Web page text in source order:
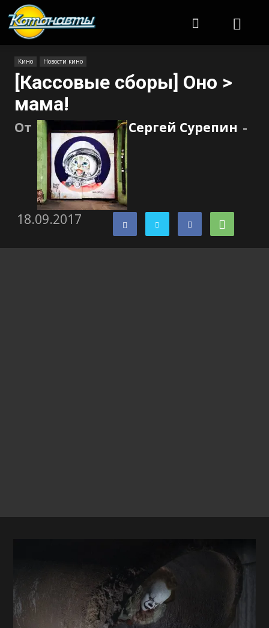
Кино Новости кино
[Кассовые сборы] Оно >
мама!
От Сергей Сурепин -
18.09.2017